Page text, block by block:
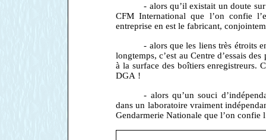
- alors qu’il existait un doute
CFM International que l’on confie
entreprise en est le fabricant,
- alors que les liens très étroits
longtemps, c’est au Centre d’essais
à la surface des boîtiers enregistreurs.
DGA !
- alors qu’un souci
dans un laboratoire vraiment
Gendarmerie Nationale que l’on confie